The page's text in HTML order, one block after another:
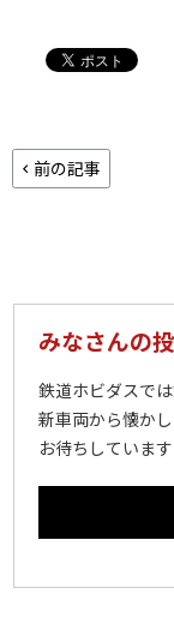
前の記事
みなさんの
鉄道ホビダスで
新車両から懐か
お待ちしています